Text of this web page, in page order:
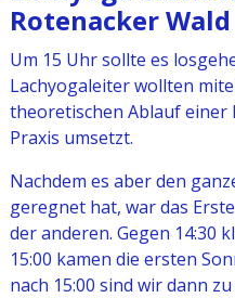
Rotenacker Wald
Um 15 Uhr sollte es
Lachyogaleiter wollten
theoretischen Ablauf einer
Praxis umsetzt.
Nachdem es aber den
geregnet hat, war das
der anderen. Gegen 14:30
15:00 kamen die ersten
nach 15:00 sind wir dann